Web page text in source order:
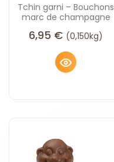
Tchin garni – Bouchons
marc de champagne
6,95 € (0,150kg)